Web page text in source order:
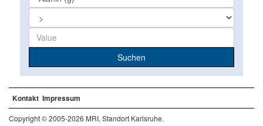
Suchen
Kontakt Impressum
Copyright © 2005-2026 MRI, Standort Karlsruhe.